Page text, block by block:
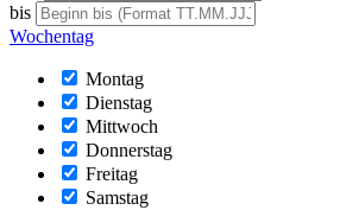
bis
Wochentag
Montag
Dienstag
Mittwoch
Donnerstag
Freitag
Samstag